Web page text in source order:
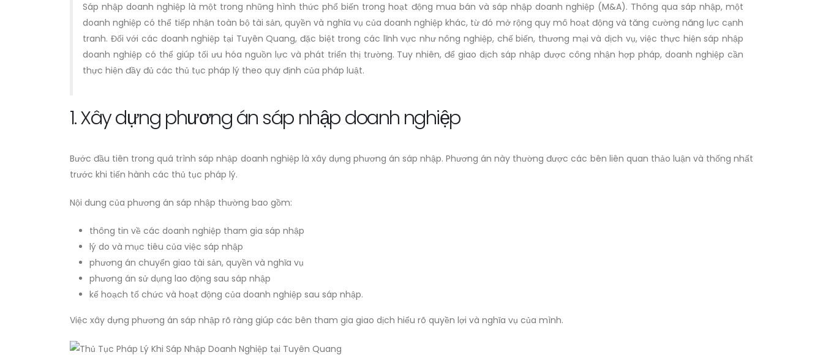
Sáp nhập doanh nghiệp là một trong những hình thức phổ biến trong hoạt động mua bán và sáp nhập doanh nghiệp (M&A). Thông qua sáp nhập, một
doanh nghiệp có thể tiếp nhận toàn bộ tài sản, quyền và nghĩa vụ của doanh nghiệp khác, từ đó mở rộng quy mô hoạt động và tăng cường năng lực cạnh
tranh. Đối với các doanh nghiệp tại Tuyên Quang, đặc biệt trong các lĩnh vực như nông nghiệp, chế biến, thương mại và dịch vụ, việc thực hiện sáp nhập
doanh nghiệp có thể giúp tối ưu hóa nguồn lực và phát triển thị trường. Tuy nhiên, để giao dịch sáp nhập được công nhận hợp pháp, doanh nghiệp cần
thực hiện đầy đủ các thủ tục pháp lý theo quy định của pháp luật.
1. Xây dựng phương án sáp nhập doanh nghiệp
Bước đầu tiên trong quá trình sáp nhập doanh nghiệp là xây dựng phương án sáp nhập. Phương án này thường được các bên liên quan thảo luận và thống nhất
trước khi tiến hành các thủ tục pháp lý.
Nội dung của phương án sáp nhập thường bao gồm:
thông tin về các doanh nghiệp tham gia sáp nhập
lý do và mục tiêu của việc sáp nhập
phương án chuyển giao tài sản, quyền và nghĩa vụ
phương án sử dụng lao động sau sáp nhập
kế hoạch tổ chức và hoạt động của doanh nghiệp sau sáp nhập.
Việc xây dựng phương án sáp nhập rõ ràng giúp các bên tham gia giao dịch hiểu rõ quyền lợi và nghĩa vụ của mình.